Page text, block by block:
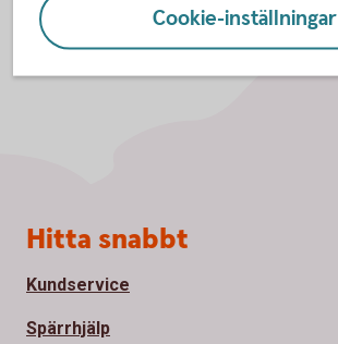
Cookie-inställningar
Sidfot
Hitta snabbt
Kundservice
Spärrhjälp